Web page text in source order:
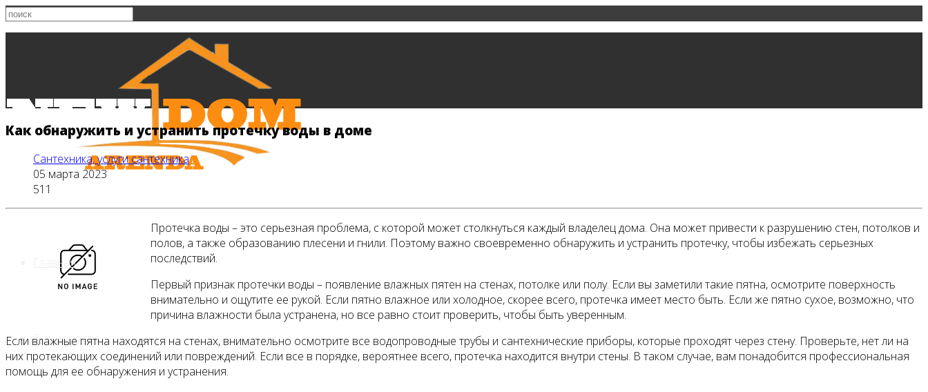
Главная
Все новости
Как обнаружить и устранить протечку воды в доме
Сантехника, услуги сантехника
05 марта 2023
511
Протечка воды – это серьезная проблема, с которой может столкнуться каждый владелец дома. Она может привести к разрушению стен, потолков и
полов, а также образованию плесени и гнили. Поэтому важно своевременно обнаружить и устранить протечку, чтобы избежать серьезных
последствий.
Первый признак протечки воды – появление влажных пятен на стенах, потолке или полу. Если вы заметили такие пятна, осмотрите поверхность
внимательно и ощутите ее рукой. Если пятно влажное или холодное, скорее всего, протечка имеет место быть. Если же пятно сухое, возможно, что
причина влажности была устранена, но все равно стоит проверить, чтобы быть уверенным.
Если влажные пятна находятся на стенах, внимательно осмотрите все водопроводные трубы и сантехнические приборы, которые проходят через стену. Проверьте, нет ли на
них протекающих соединений или повреждений. Если все в порядке, вероятнее всего, протечка находится внутри стены. В таком случае, вам понадобится профессиональная
помощь для ее обнаружения и устранения.